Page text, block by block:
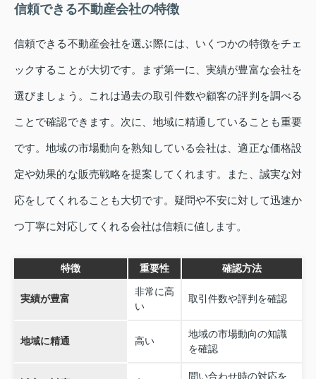
信頼できる不動産会社の特徴
信頼できる不動産会社を選ぶ際には、いくつかの特徴をチェ
ックすることが大切です。まず第一に、実績が豊富な会社を
選びましょう。これは過去の取引件数や顧客の評判を調べる
ことで確認できます。次に、地域に精通していることも重要
です。地域の市場動向を熟知している会社は、適正な価格設
定や効果的な販売戦略を提案してくれます。また、誠実な対
応をしてくれることも大切です。疑問や不安に対して迅速か
つ丁寧に対応してくれる会社は信頼に値します。
特徴 重要性 確認方法
実績が豊富
非常に高
い
取引件数や評判を確認
地域に精通 高い
地域の市場動向の知識
を確認
問い合わせ時の対応を